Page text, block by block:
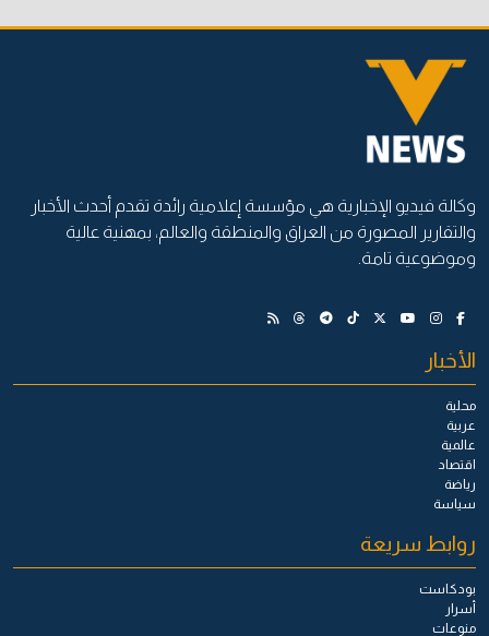
وكالة فيديو الإخبارية هي مؤسسة إعلامية رائدة تقدم أحدث الأخبار
والتقارير المصورة من العراق والمنطقة والعالم، بمهنية عالية
وموضوعية تامة.
الأخبار
محلية
عربية
عالمية
اقتصاد
رياضة
سياسة
روابط سريعة
بودكاست
أسرار
منوعات